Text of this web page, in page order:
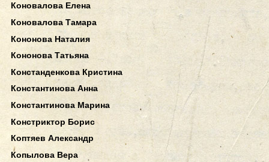
Коновалова Елена
Коновалова Тамара
Кононова Наталия
Кононова Татьяна
Констанденкова Кристина
Константинова Анна
Константинова Марина
Констриктор Борис
Коптяев Александр
Копылова Вера